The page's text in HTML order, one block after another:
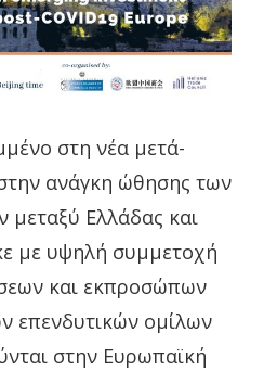
στη νέα μετά-
ανάγκη ώθησης των
μεταξύ Ελλάδας και
με υψηλή συμμετοχή
και εκπροσώπων
επενδυτικών ομίλων
στην Ευρωπαϊκή